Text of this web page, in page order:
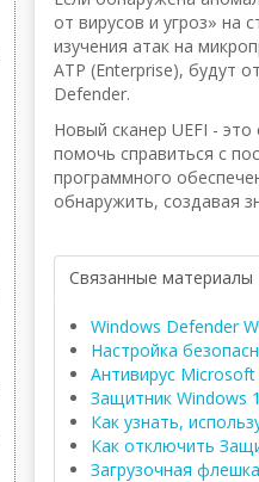
от вирусов и угроз»
изучения атак на
ATP (Enterprise), будут
Defender.
Новый сканер UEFI -
помочь справиться с
программного
обнаружить, создавая
Связанные материалы
Windows Defender
Настройка
Антивирус
Защитник Windows
Как узнать,
Как отключить
Загрузочная